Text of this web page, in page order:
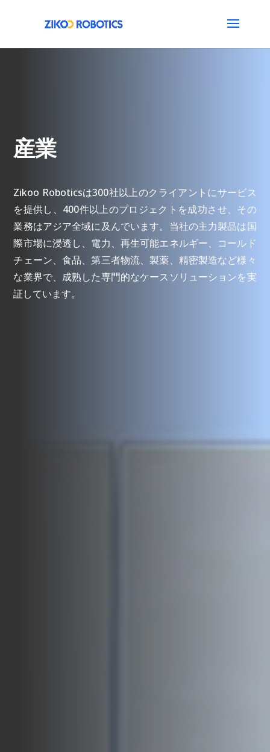
産業
Zikoo Roboticsは300社以上のクライアントにサービス
を提供し、400件以上のプロジェクトを成功させ、その
業務はアジア全域に及んでいます。当社の主力製品は国
際市場に浸透し、電力、再生可能エネルギー、コールド
チェーン、食品、第三者物流、製薬、精密製造など様々
な業界で、成熟した専門的なケースソリューションを実
証しています。